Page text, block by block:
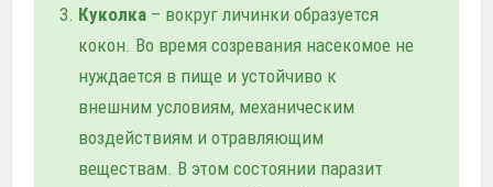
Куколка – вокруг личинки образуется
кокон. Во время созревания насекомое не
нуждается в пище и устойчиво к
внешним условиям, механическим
воздействиям и отравляющим
веществам. В этом состоянии паразит